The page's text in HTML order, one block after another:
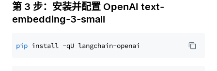
第 3 步：安装并配置 OpenAI text-
embedding-3-small
pip